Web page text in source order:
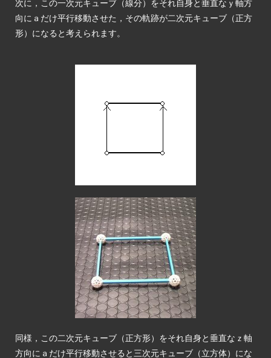
次に，この一次元キューブ（線分）をそれ自身と垂直なｙ軸方
向にａだけ平行移動させた，その軌跡が二次元キューブ（正方
形）になると考えられます。
同様，この二次元キューブ（正方形）をそれ自身と垂直なｚ軸
方向にａだけ平行移動させると三次元キューブ（立方体）にな